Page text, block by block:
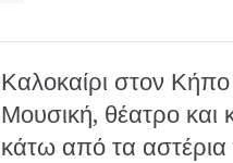
Καλοκαίρι στον
Μουσική, θέατρο και
κάτω από τα